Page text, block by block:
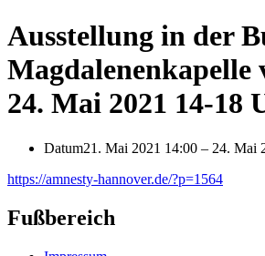
Ausstellung in der
Magdalenenkapelle
24. Mai 2021 14-18
Datum21. Mai 2021 14:00 – 24. Mai
https://amnesty-hannover.de/?p=1564
Fußbereich